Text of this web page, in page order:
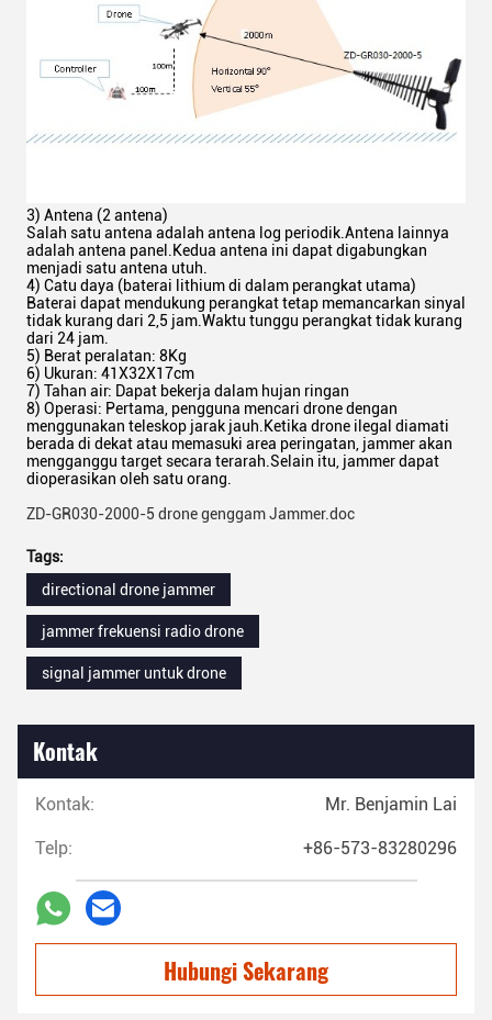
3) Antena (2 antena)
Salah satu antena adalah antena log periodik.Antena lainnya
adalah antena panel.Kedua antena ini dapat digabungkan
menjadi satu antena utuh.
4) Catu daya (baterai lithium di dalam perangkat utama)
Baterai dapat mendukung perangkat tetap memancarkan sinyal
tidak kurang dari 2,5 jam.Waktu tunggu perangkat tidak kurang
dari 24 jam.
5) Berat peralatan: 8Kg
6) Ukuran: 41X32X17cm
7) Tahan air: Dapat bekerja dalam hujan ringan
8) Operasi: Pertama, pengguna mencari drone dengan
menggunakan teleskop jarak jauh.Ketika drone ilegal diamati
berada di dekat atau memasuki area peringatan, jammer akan
mengganggu target secara terarah.Selain itu, jammer dapat
dioperasikan oleh satu orang.
ZD-GR030-2000-5 drone genggam Jammer.doc
Tags:
directional drone jammer
jammer frekuensi radio drone
signal jammer untuk drone
Kontak
Kontak: Mr. Benjamin Lai
Telp: +86-573-83280296
Hubungi Sekarang